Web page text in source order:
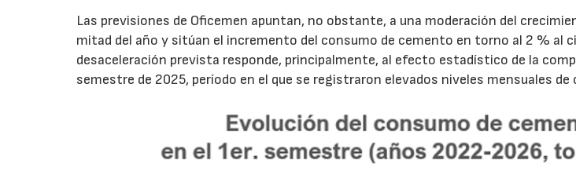
Las previsiones de Oficemen apuntan, no obstante, a una moderación del
mitad del año y sitúan el incremento del consumo de cemento en torno al 2 % al
desaceleración prevista responde, principalmente, al efecto estadístico de la
semestre de 2025, período en el que se registraron elevados niveles mensuales de